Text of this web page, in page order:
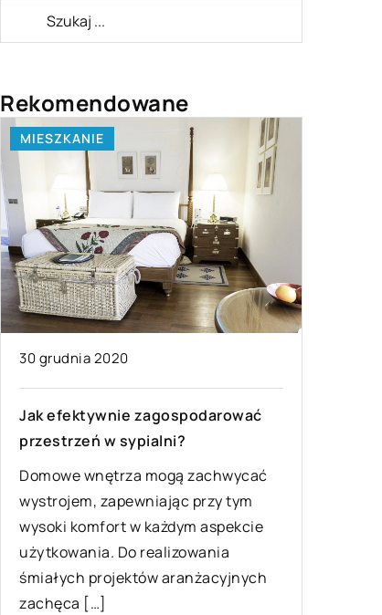
Rekomendowane
MIESZKANIE
30 grudnia 2020
Jak efektywnie zagospodarować
przestrzeń w sypialni?
Domowe wnętrza mogą zachwycać
wystrojem, zapewniając przy tym
wysoki komfort w każdym aspekcie
użytkowania. Do realizowania
śmiałych projektów aranżacyjnych
zachęca […]